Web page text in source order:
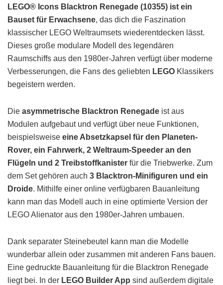
LEGO® Icons Blacktron Renegade (10355) ist ein
Bauset für Erwachsene, das dich die Faszination
klassischer LEGO Weltraumsets wiederentdecken lässt.
Dieses große modulare Modell des legendären
Raumschiffs aus den 1980er-Jahren verfügt über moderne
Verbesserungen, die Fans des geliebten LEGO Klassikers
begeistern werden.
Die asymmetrische Blacktron Renegade ist aus
Modulen aufgebaut und verfügt über neue Funktionen,
beispielsweise eine Absetzkapsel für den Planeten-
Rover, ein Fahrwerk, 2 Weltraum-Speeder an den
Flügeln und 2 Treibstoffkanister für die Triebwerke. Zum
dem Set gehören auch 3 Blacktron-Minifiguren und ein
Droide. Mithilfe einer online verfügbaren Bauanleitung
kann man das Modell auch in eine optimierte Version der
LEGO Alienator aus den 1980er-Jahren umbauen.
Dank separater Steinebeutel kann man die Modelle
wunderbar allein oder zusammen mit anderen Fans bauen.
Eine gedruckte Bauanleitung für die Blacktron Renegade
liegt bei. In der LEGO Builder App sind außerdem digitale